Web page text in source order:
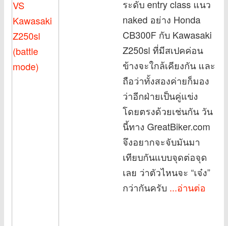
ระดับ entry class แนว
naked อย่าง Honda
CB300F กับ Kawasaki
Z250sl ที่มีสเปคค่อน
ข้างจะใกล้เคียงกัน และ
ถือว่าทั้งสองค่ายก็มอง
ว่าอีกฝ่ายเป็นคู่แข่ง
โดยตรงด้วยเช่นกัน วัน
นี้ทาง GreatBiker.com
จึงอยากจะจับมันมา
เทียบกันแบบจุดต่อจุด
เลย ว่าตัวไหนจะ “เจ๋ง”
กว่ากันครับ ...อ่านต่อ